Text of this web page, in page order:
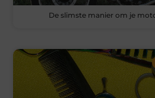
De slimste manier om je